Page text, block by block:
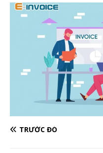
TRƯỚC ĐÓ